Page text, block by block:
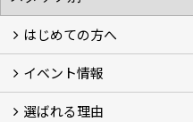
はじめての方へ
フォトギャラリー
性能について
自然素材のお家
オーナー様のおうち訪問
イベント情報
イベント情報
選ばれる理由